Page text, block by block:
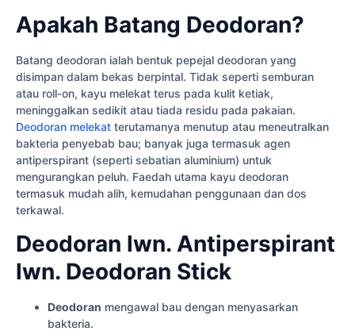
Apakah Batang Deodoran?
Batang deodoran ialah bentuk pepejal deodoran yang
disimpan dalam bekas berpintal. Tidak seperti semburan
atau roll‑on, kayu melekat terus pada kulit ketiak,
meninggalkan sedikit atau tiada residu pada pakaian.
Deodoran melekat terutamanya menutup atau meneutralkan
bakteria penyebab bau; banyak juga termasuk agen
antiperspirant (seperti sebatian aluminium) untuk
mengurangkan peluh. Faedah utama kayu deodoran
termasuk mudah alih, kemudahan penggunaan dan dos
terkawal.
Deodoran lwn. Antiperspirant
lwn. Deodoran Stick
Deodoran mengawal bau dengan menyasarkan
bakteria.